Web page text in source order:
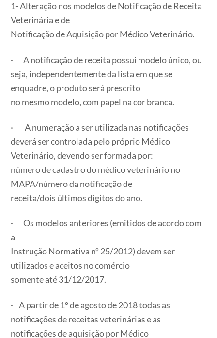
1- Alteração nos modelos de Notificação de Receita
Veterinária e de
Notificação de Aquisição por Médico Veterinário.
· A notificação de receita possui modelo único, ou
seja, independentemente da lista em que se
enquadre, o produto será prescrito
no mesmo modelo, com papel na cor branca.
· A numeração a ser utilizada nas notificações
deverá ser controlada pelo próprio Médico
Veterinário, devendo ser formada por:
número de cadastro do médico veterinário no
MAPA/número da notificação de
receita/dois últimos dígitos do ano.
· Os modelos anteriores (emitidos de acordo com
a
Instrução Normativa nº 25/2012) devem ser
utilizados e aceitos no comércio
somente até 31/12/2017.
· A partir de 1º de agosto de 2018 todas as
notificações de receitas veterinárias e as
notificações de aquisição por Médico